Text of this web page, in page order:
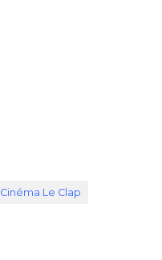
Cinéma Le Clap